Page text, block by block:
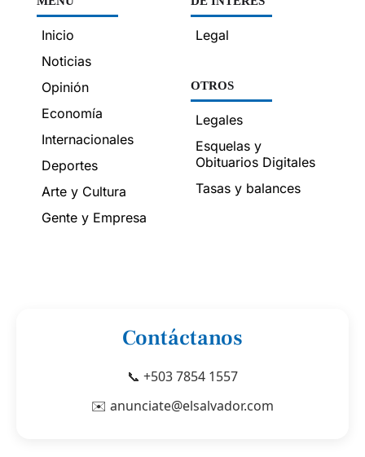
Inicio
Noticias
Opinión
Economía
Internacionales
Deportes
Arte y Cultura
Gente y Empresa
Legal
OTROS
Legales
Esquelas y
Obituarios Digitales
Tasas y balances
Contáctanos
📞 +503 7854 1557
✉️ anunciate@elsalvador.com